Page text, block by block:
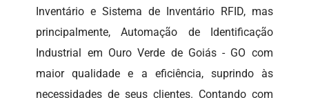
Inventário e Sistema de Inventário RFID, mas
principalmente, Automação de Identificação
Industrial em Ouro Verde de Goiás - GO com
maior qualidade e a eficiência, suprindo às
necessidades de seus clientes. Contando com